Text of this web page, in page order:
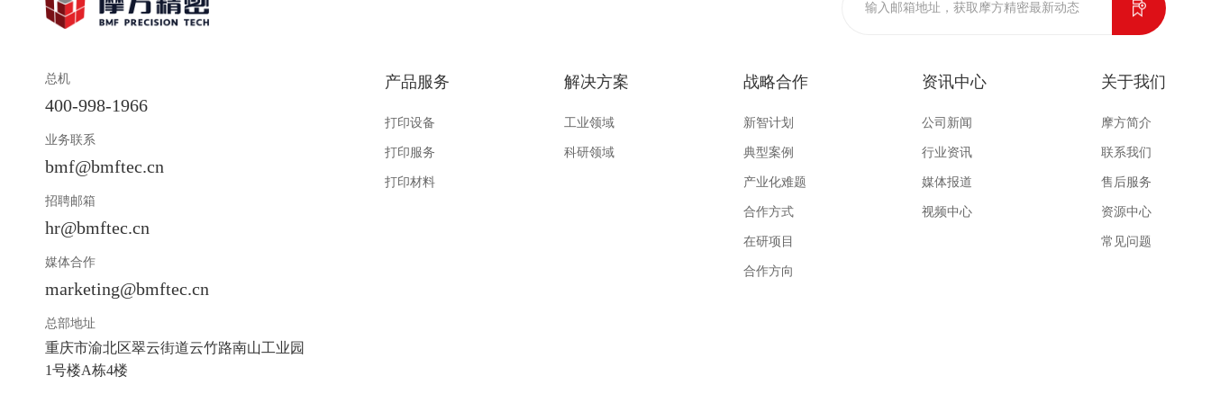
总机
400-998-1966
业务联系
bmf@bmftec.cn
招聘邮箱
hr@bmftec.cn
媒体合作
marketing@bmftec.cn
总部地址
重庆市渝北区翠云街道云竹路南山工业园
1号楼A栋4楼
产品服务
打印设备
打印服务
打印材料
解决方案
工业领域
科研领域
战略合作
新智计划
典型案例
产业化难题
合作方式
在研项目
合作方向
资讯中心
公司新闻
行业资讯
媒体报道
视频中心
关于我们
摩方简介
联系我们
售后服务
资源中心
常见问题